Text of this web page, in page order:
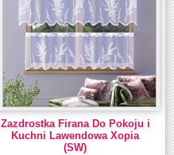
Zazdrostka Firana Do Pokoju i
Kuchni Lawendowa Xopia
(SW)